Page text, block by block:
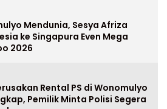
Mendunia, Sesya Afriza
ke Singapura Even Mega
2026
Rental PS di Wonomulyo
Pemilik Minta Polisi Segera